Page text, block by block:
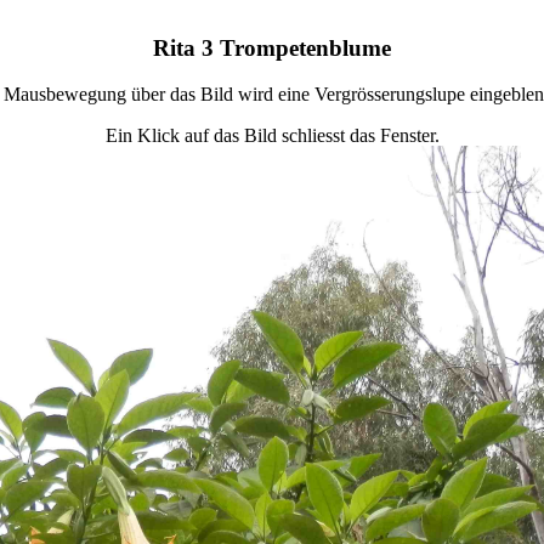
Rita 3 Trompetenblume
über das Bild wird eine Vergrösserungslupe
Ein Klick auf das Bild schliesst das Fenster.